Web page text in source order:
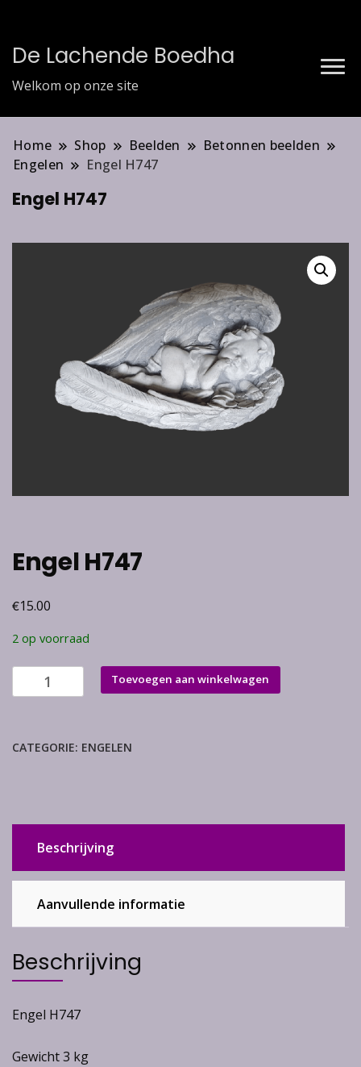
De Lachende Boedha
Welkom op onze site
Home Shop Beelden
Betonnen beelden
Engelen
Engel H747
Engel H747
Engel H747
€15.00
2 op voorraad
H747
Toevoegen aan winkelwagen
CATEGORIE: ENGELEN
Beschrijving
Aanvullende informatie
Beschrijving
Engel H747
Gewicht 3 kg